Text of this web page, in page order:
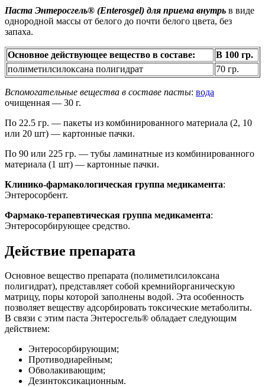
Паста Энтеросгель® (Enterosgel) для приема внутрь в виде
однородной массы от белого до почти белого цвета, без
запаха.
Основное действующее вещество в составе:
В 100 гр.
полиметилсилоксана полигидрат
70 гр.
Вспомогательные вещества в составе пасты: вода
очищенная — 30 г.
По 22.5 гр. — пакеты из комбинированного материала (2, 10
или 20 шт) — картонные пачки.
По 90 или 225 гр. — тубы ламинатные из комбинированного
материала (1 шт) — картонные пачки.
Клинико-фармакологическая группа медикамента:
Энтеросорбент.
Фармако-терапевтическая группа медикамента:
Энтеросорбирующее средство.
Действие препарата
Основное вещество препарата (полиметилсилоксана
полигидрат), представляет собой кремнийорганическую
матрицу, поры которой заполнены водой. Эта особенность
позволяет веществу адсорбировать токсические метаболиты.
В связи с этим паста Энтеросгель® обладает следующим
действием:
Энтеросорбирующим;
Противодиарейным;
Обволакивающим;
Дезинтоксикационным.